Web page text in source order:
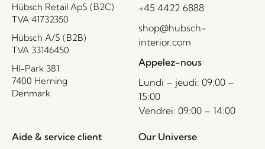
Hübsch Retail ApS (B2C)
TVA 41732350
Hübsch A/S (B2B)
TVA 33146450
HI-Park 381
7400 Herning
Denmark
+45 4422 6888
shop@hubsch-
interior.com
Appelez-nous
Lundi – jeudi: 09:00 –
15:00
Vendrei: 09:00 – 14:00
Aide & service client Our Universe